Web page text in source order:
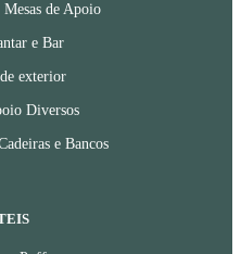
de Apoio
e Bar
exterior
Diversos
e Bancos